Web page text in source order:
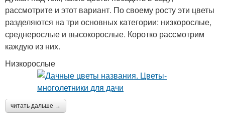
рассмотрите и этот вариант. По своему росту эти цветы
разделяются на три основных категории: низкорослые,
среднерослые и высокорослые. Коротко рассмотрим
каждую из них.
Низкорослые
читать дальше →